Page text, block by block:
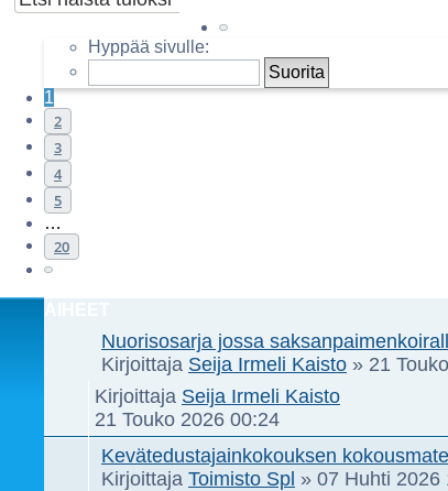
Sivu
Hyppää sivulle:
1
2
3
4
5
…
20
Seuraava
Nuorisosarja jossa
Kirjoittaja Seija Irmeli Kaisto » 21
Kirjoittaja Seija Irmeli Kaisto
21 Touko 2026 00:24
Kevätedustajainkokouksen
Kirjoittaja Toimisto Spl » 07 Huhti 2026